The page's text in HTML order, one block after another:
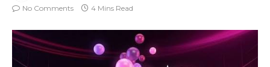
No Comments
4 Mins Read